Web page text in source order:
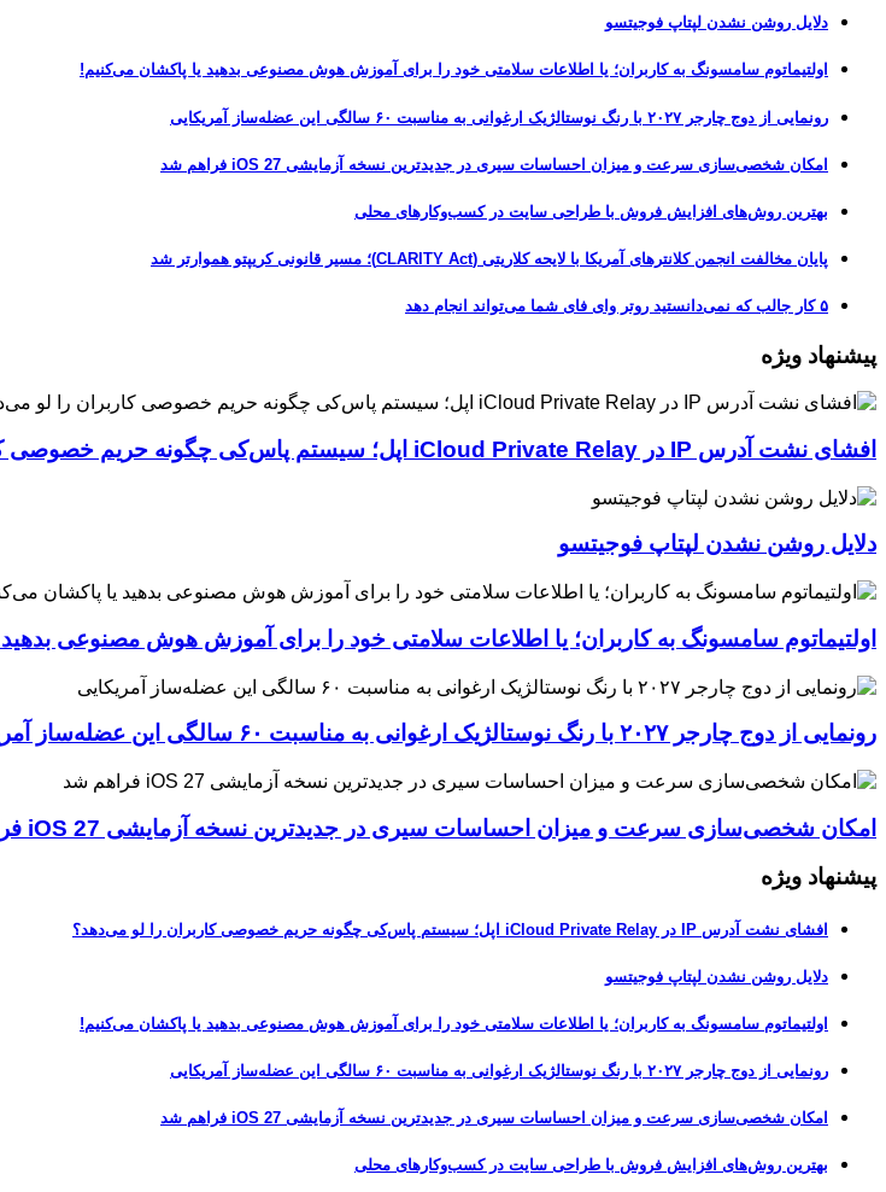
دلایل روشن نشدن لپتاپ فوجیتسو
اولتیماتوم سامسونگ به کاربران؛ یا اطلاعات سلامتی خود را برای آموزش هوش مصنوعی بدهید یا پاکشان می‌کنیم!
رونمایی از دوج چارجر ۲۰۲۷ با رنگ نوستالژیک ارغوانی به مناسبت ۶۰ سالگی این عضله‌ساز آمریکایی
امکان شخصی‌سازی سرعت و میزان احساسات سیری در جدیدترین نسخه آزمایشی iOS 27 فراهم شد
بهترین روش‌های افزایش فروش با طراحی سایت در کسب‌وکارهای محلی
پایان مخالفت انجمن کلانترهای آمریکا با لایحه کلاریتی (CLARITY Act)؛ مسیر قانونی کریپتو هموارتر شد
۵ کار جالب که نمی‌دانستید روتر وای فای شما می‌تواند انجام دهد
پیشنهاد ویژه
افشای نشت آدرس IP در iCloud Private Relay اپل؛ سیستم پاس‌کی چگونه حریم خصوصی کاربران را لو می‌دهد؟
دلایل روشن نشدن لپتاپ فوجیتسو
اولتیماتوم سامسونگ به کاربران؛ یا اطلاعات سلامتی خود را برای آموزش هوش مصنوعی
رونمایی از دوج چارجر ۲۰۲۷ با رنگ نوستالژیک ارغوانی به مناسبت ۶۰ سالگی این عضله‌ساز آمریکایی
امکان شخصی‌سازی سرعت و میزان احساسات سیری در جدیدترین نسخه آزمایشی iOS 27 فراهم شد
پیشنهاد ویژه
افشای نشت آدرس IP در iCloud Private Relay اپل؛ سیستم پاس‌کی چگونه حریم خصوصی کاربران را لو می‌دهد؟
دلایل روشن نشدن لپتاپ فوجیتسو
اولتیماتوم سامسونگ به کاربران؛ یا اطلاعات سلامتی خود را برای آموزش هوش مصنوعی بدهید یا پاکشان می‌کنیم!
رونمایی از دوج چارجر ۲۰۲۷ با رنگ نوستالژیک ارغوانی به مناسبت ۶۰ سالگی این عضله‌ساز آمریکایی
امکان شخصی‌سازی سرعت و میزان احساسات سیری در جدیدترین نسخه آزمایشی iOS 27 فراهم شد
بهترین روش‌های افزایش فروش با طراحی سایت در کسب‌وکارهای محلی